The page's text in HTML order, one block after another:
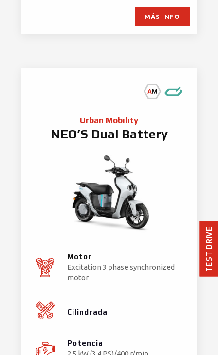
MÁS INFO
Urban Mobility
NEO’S Dual Battery
Motor
Excitation 3 phase synchronized
motor
Cilindrada
Potencia
TEST DRIVE